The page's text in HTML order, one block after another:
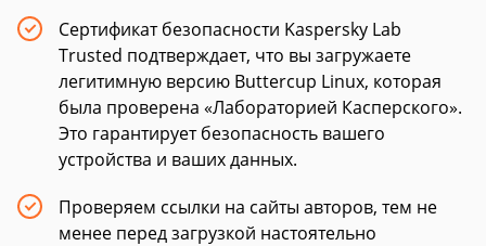
Сертификат безопасности Kaspersky Lab
Trusted подтверждает, что вы загружаете
легитимную версию Buttercup Linux, которая
была проверена «Лабораторией Касперского».
Это гарантирует безопасность вашего
устройства и ваших данных.
Проверяем ссылки на сайты авторов, тем не
менее перед загрузкой настоятельно